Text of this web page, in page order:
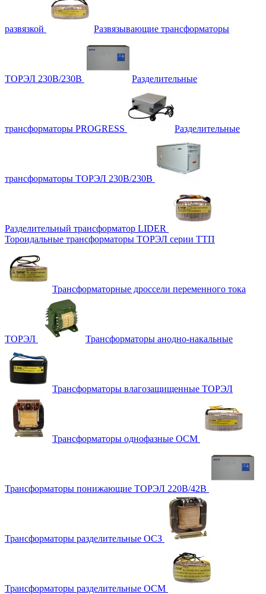
развязкой Развязывающие трансформаторы
ТОРЭЛ 230В/230В Разделительные
трансформаторы PROGRESS Разделительные
трансформаторы ТОРЭЛ 230В/230В
Разделительный трансформатор LIDER
Тороидальные трансформаторы ТОРЭЛ серии ТТП
Трансформаторные дроссели переменного тока
ТОРЭЛ Трансформаторы анодно-накальные
Трансформаторы влагозащищенные ТОРЭЛ
Трансформаторы однофазные ОСМ
Трансформаторы понижающие ТОРЭЛ 220В/42В
Трансформаторы разделительные ОСЗ
Трансформаторы разделительные ОСМ